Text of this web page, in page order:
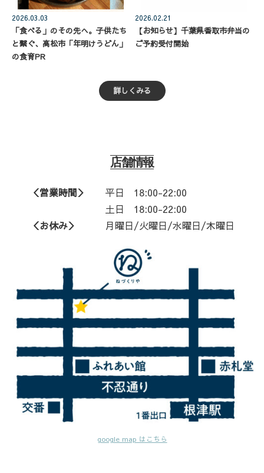
2026.03.03
「食べる」のその先へ。子供たち
と繋ぐ、高松市「年明けうどん」
の食育PR
2026.02.21
【お知らせ】千葉県香取市弁当の
ご予約受付開始
詳しくみる
店舗情報
＜営業時間＞ 平日
18:00-22:00
土日 18:00-22:00
＜お休み＞ 月曜日/火曜日/水曜日/木曜日
google map はこちら